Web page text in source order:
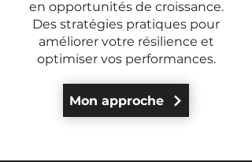
en opportunités de croissance.
Des stratégies pratiques pour
améliorer votre résilience et
optimiser vos performances.
Mon approche